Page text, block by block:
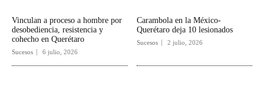
Vinculan a proceso a hombre por
desobediencia, resistencia y
cohecho en Querétaro
Sucesos 6 julio, 2026
Carambola en la México-
Querétaro deja 10 lesionados
Sucesos 2 julio, 2026